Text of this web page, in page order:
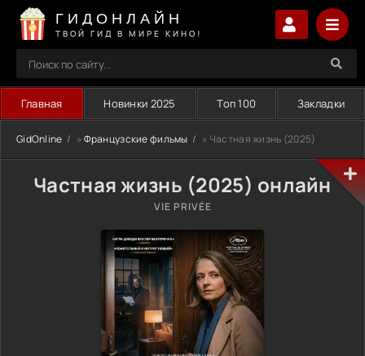
ГИДОНЛАЙН
ТВОЙ ГИД В МИРЕ КИНО!
Главная Новинки 2025 Топ 100 Закладки
GidOnline » Французские фильмы » Частная жизнь (2025)
Частная жизнь (2025) онлайн
VIE PRIVÉE